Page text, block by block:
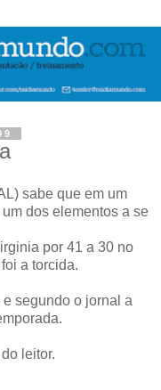
sabe que em um
dos elementos a se
por 41 a 30 no
a torcida.
segundo o jornal a
leitor.